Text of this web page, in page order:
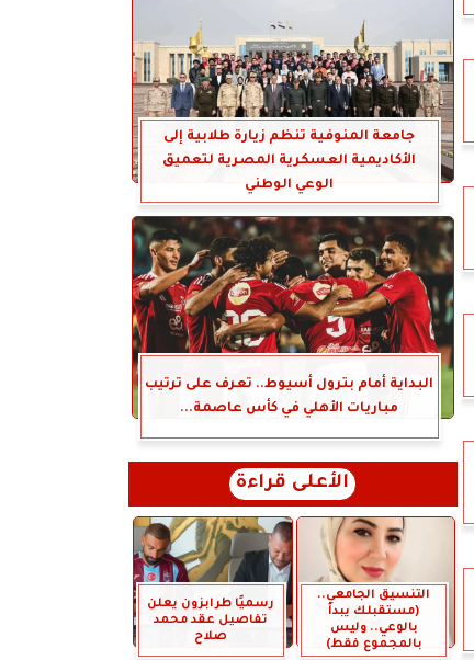
جامعة المنوفية تنظم زيارة طلابية إلى
الأكاديمية العسكرية المصرية لتعميق
الوعي الوطني
البداية أمام بترول أسيوط.. تعرف على ترتيب
مباريات الأهلي في كأس عاصمة...
الأعلى قراءة
التنسيق الجامعي..
(مستقبلك يبدأ
بالوعي.. وليس
بالمجموع فقط)
رسميًا طرابزون يعلن
تفاصيل عقد محمد
صلاح